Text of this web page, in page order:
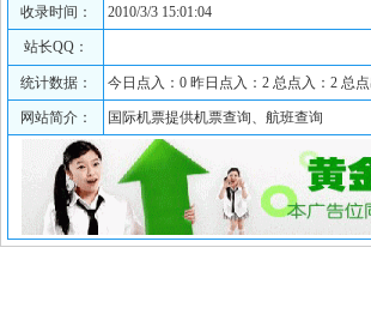
收录时间： 2010/3/3 15:01:04
站长QQ：
统计数据： 今日点入：0 昨日点入：2 总点入：2 总
网站简介： 国际机票提供机票查询、航班查询